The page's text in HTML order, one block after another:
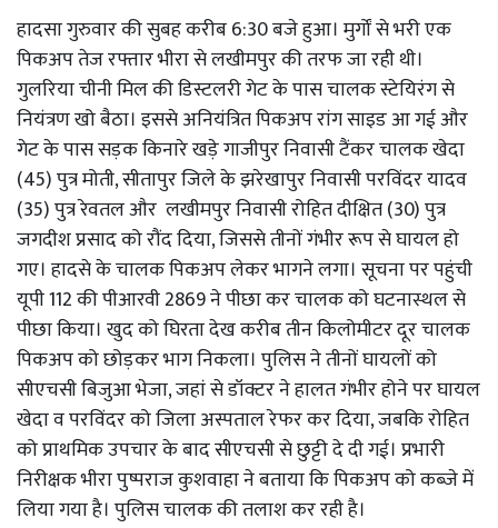
हादसा गुरुवार की सुबह करीब 6:30 बजे हुआ। मुर्गों से भरी एक
पिकअप तेज रफ्तार भीरा से लखीमपुर की तरफ जा रही थी।
गुलरिया चीनी मिल की डिस्टलरी गेट के पास चालक स्टेयिरंग से
नियंत्रण खो बैठा। इससे अनियंत्रित पिकअप रांग साइड आ गई और
गेट के पास सड़क किनारे खड़े गाजीपुर निवासी टैंकर चालक खेदा
(45) पुत्र मोती, सीतापुर जिले के झरेखापुर निवासी परविंदर यादव
(35) पुत्र रेवतल और लखीमपुर निवासी रोहित दीक्षित (30) पुत्र
जगदीश प्रसाद को रौंद दिया, जिससे तीनों गंभीर रूप से घायल हो
गए। हादसे के चालक पिकअप लेकर भागने लगा। सूचना पर पहुंची
यूपी 112 की पीआरवी 2869 ने पीछा कर चालक को घटनास्थल से
पीछा किया। खुद को घिरता देख करीब तीन किलोमीटर दूर चालक
पिकअप को छोड़कर भाग निकला। पुलिस ने तीनों घायलों को
सीएचसी बिजुआ भेजा, जहां से डॉक्टर ने हालत गंभीर होने पर घायल
खेदा व परविंदर को जिला अस्पताल रेफर कर दिया, जबकि रोहित
को प्राथमिक उपचार के बाद सीएचसी से छुट्टी दे दी गई। प्रभारी
निरीक्षक भीरा पुष्पराज कुशवाहा ने बताया कि पिकअप को कब्जे में
लिया गया है। पुलिस चालक की तलाश कर रही है।